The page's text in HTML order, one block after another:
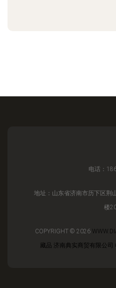
电话：
地址：山东省济南市历下区荆
楼
COPYRIGHT © 2026
藏品 济南典实商贸有限公司